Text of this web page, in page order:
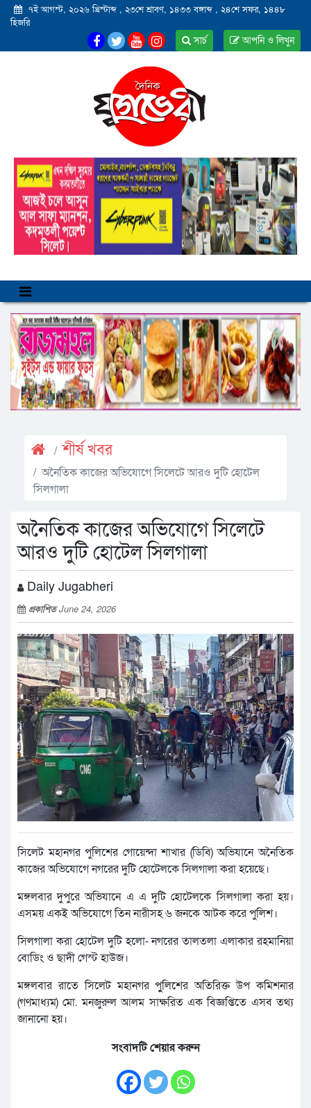
৭ই আগস্ট, ২০২৬ খ্রিস্টাব্দ , ২৩শে শ্রাবণ, ১৪৩৩ বঙ্গাব্দ , ২৪শে সফর, ১৪৪৮
হিজরি
আপনি ও লিখুন
সার্চ
শীর্ষ খবর
অনৈতিক কাজের অভিযোগে সিলেটে আরও দুটি হোটেল
সিলগালা
অনৈতিক কাজের অভিযোগে সিলেটে
আরও দুটি হোটেল সিলগালা
Daily Jugabheri
প্রকাশিতJune 24, 2026
সিলেট মহানগর পুলিশের গোয়েন্দা শাখার (ডিবি) অভিযানে অনৈতিক
কাজের অভিযোগে নগরের দুটি হোটেলকে সিলগালা করা হয়েছে।
মঙ্গলবার দুপুরে অভিযানে এ এ দুটি হোটেলকে সিলগালা করা হয়।
এসময় একই অভিযোগে তিন নারীসহ ৬ জনকে আটক করে পুলিশ।
সিলগালা করা হোটেল দুটি হলো- নগরের তালতলা এলাকার রহমানিয়া
বোডিং ও ছাদী গেস্ট হাউজ।
মঙ্গলবার রাতে সিলেট মহানগর পুুলিশের অতিরিক্ত উপ কমিশনার
(গণমাধ্যম) মো. মনজুরুল আলম সাক্ষরিত এক বিজ্ঞপ্তিতে এসব তথ্য
জানানো হয়।
সংবাদটি শেয়ার করুন